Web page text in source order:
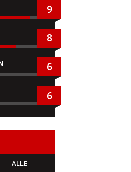
9
8
6
6
ALLE